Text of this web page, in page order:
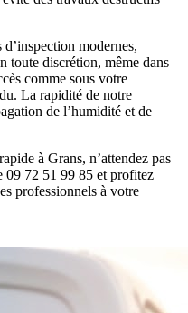
modernes,
toute discrétion, même dans
comme sous votre
La rapidité de notre
de l’humidité et de
à Grans, n’attendez pas
09 72 51 99 85 et profitez
professionnels à votre